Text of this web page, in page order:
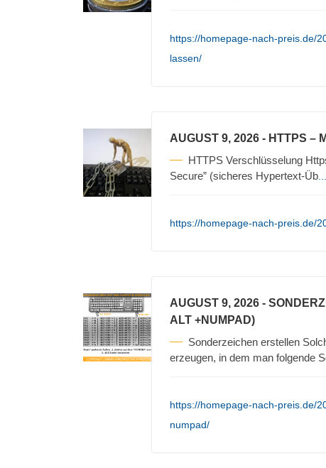
https://homepage-nach-preis.de/
lassen/
AUGUST 9, 2026 - HTTPS –
HTTPS Verschlüsselung
Secure” (sicheres Hypertext-Üb
https://homepage-nach-preis.de/
AUGUST 9, 2026 -
ALT +NUMPAD)
Sonderzeichen erstellen
erzeugen, in dem man folgende
https://homepage-nach-preis.de/
numpad/